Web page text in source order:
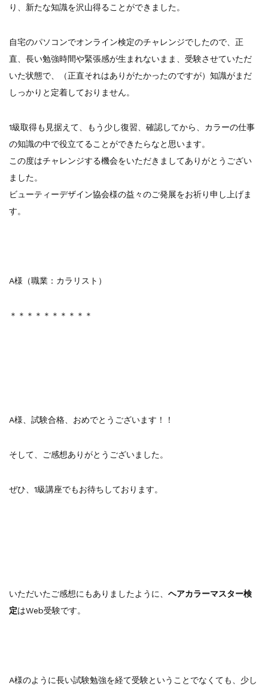
り、新たな知識を沢山得ることができました。
自宅のパソコンでオンライン検定のチャレンジでしたので、正
直、長い勉強時間や緊張感が生まれないまま、受験させていただ
いた状態で、（正直それはありがたかったのですが）知識がまだ
しっかりと定着しておりません。
1級取得も見据えて、もう少し復習、確認してから、カラーの仕事
の知識の中で役立てることができたらなと思います。
この度はチャレンジする機会をいただきましてありがとうござい
ました。
ビューティーデザイン協会様の益々のご発展をお祈り申し上げま
す。
A様（職業：カラリスト）
＊＊＊＊＊＊＊＊＊＊
A様、試験合格、おめでとうございます！！
そして、ご感想ありがとうございました。
ぜひ、1級講座でもお待ちしております。
いただいたご感想にもありましたように、 ヘアカラーマスター検
定はWeb受験です。
A様のように長い試験勉強を経て受験ということでなくても、少し